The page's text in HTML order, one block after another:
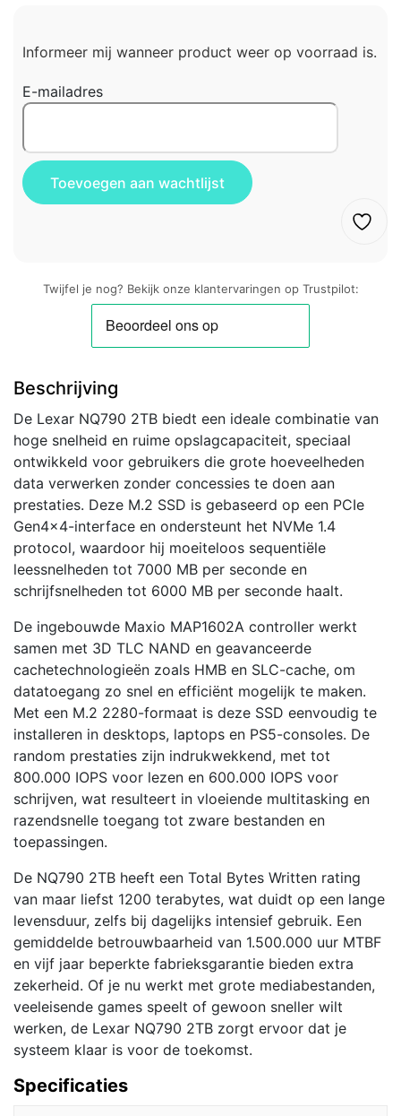
Informeer mij wanneer product weer op voorraad is.
E-mailadres
Twijfel je nog? Bekijk onze klantervaringen op Trustpilot:
Beschrijving
De Lexar NQ790 2TB biedt een ideale combinatie van
hoge snelheid en ruime opslagcapaciteit, speciaal
ontwikkeld voor gebruikers die grote hoeveelheden
data verwerken zonder concessies te doen aan
prestaties. Deze M.2 SSD is gebaseerd op een PCIe
Gen4x4-interface en ondersteunt het NVMe 1.4
protocol, waardoor hij moeiteloos sequentiële
leessnelheden tot 7000 MB per seconde en
schrijfsnelheden tot 6000 MB per seconde haalt.
De ingebouwde Maxio MAP1602A controller werkt
samen met 3D TLC NAND en geavanceerde
cachetechnologieën zoals HMB en SLC-cache, om
datatoegang zo snel en efficiënt mogelijk te maken.
Met een M.2 2280-formaat is deze SSD eenvoudig te
installeren in desktops, laptops en PS5-consoles. De
random prestaties zijn indrukwekkend, met tot
800.000 IOPS voor lezen en 600.000 IOPS voor
schrijven, wat resulteert in vloeiende multitasking en
razendsnelle toegang tot zware bestanden en
toepassingen.
De NQ790 2TB heeft een Total Bytes Written rating
van maar liefst 1200 terabytes, wat duidt op een lange
levensduur, zelfs bij dagelijks intensief gebruik. Een
gemiddelde betrouwbaarheid van 1.500.000 uur MTBF
en vijf jaar beperkte fabrieksgarantie bieden extra
zekerheid. Of je nu werkt met grote mediabestanden,
veeleisende games speelt of gewoon sneller wilt
werken, de Lexar NQ790 2TB zorgt ervoor dat je
systeem klaar is voor de toekomst.
Specificaties